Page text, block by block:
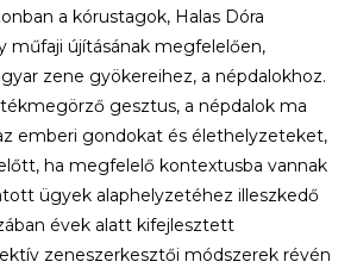
a kórustagok, Halas Dóra
műfaji újításának megfelelően,
zene gyökereihez, a népdalokhoz.
gesztus, a népdalok ma
emberi gondokat és élethelyzeteket,
ha megfelelő kontextusba vannak
ügyek alaphelyzetéhez illeszkedő
évek alatt kifejlesztett
zeneszerkesztői módszerek révén